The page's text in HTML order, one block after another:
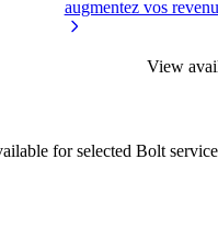
augmentez vos
View
for selected Bolt